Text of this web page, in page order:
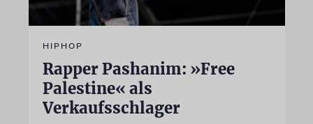
HIPHOP
Rapper Pashanim: »Free
Palestine« als
Verkaufsschlager